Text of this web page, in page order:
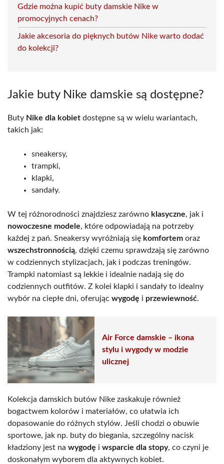
Gdzie można kupić buty damskie Nike w
promocyjnych cenach?
Jakie akcesoria do pięknych butów Nike warto dodać
do kolekcji?
Jakie buty Nike damskie są dostępne?
Buty Nike dla kobiet dostępne są w wielu wariantach,
takich jak:
sneakersy,
trampki,
klapki,
sandały.
W tej różnorodności znajdziesz zarówno klasyczne, jak i
nowoczesne modele, które odpowiadają na potrzeby
każdej z pań. Sneakersy wyróżniają się komfortem oraz
wszechstronnością, dzięki czemu sprawdzają się zarówno
w codziennych stylizacjach, jak i podczas treningów.
Trampki natomiast są lekkie i idealnie nadają się do
codziennych outfitów. Z kolei klapki i sandały to idealny
wybór na ciepłe dni, oferując wygodę i przewiewność.
Air Force damskie – ikona
stylu i wygody w modzie
ulicznej
Kolekcja damskich butów Nike zaskakuje również
bogactwem kolorów i materiałów, co ułatwia ich
dopasowanie do różnych stylów. Jeśli chodzi o obuwie
sportowe, jak np. buty do biegania, szczególny nacisk
kładziony jest na wygodę i wsparcie dla stopy, co czyni je
doskonałym wyborem dla aktywnych kobiet.